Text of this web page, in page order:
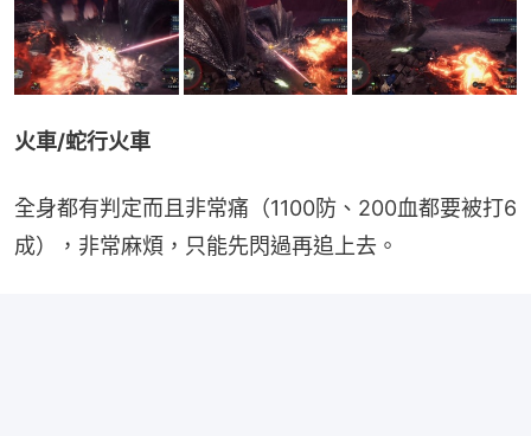
火車/蛇行火車
全身都有判定而且非常痛（1100防、200血都要被打6
成），非常麻煩，只能先閃過再追上去。